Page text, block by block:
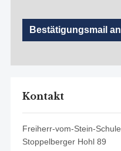
Kontakt
Freiherr-vom-Stein-Schule
Stoppelberger Hohl 89